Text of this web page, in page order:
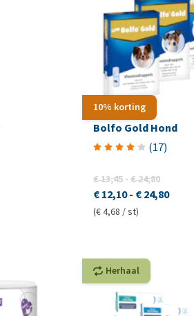
10% korting
Bolfo Gold Hond
(17)
€ 13,45 - € 24,80
€ 12,10 - € 24,80
(€ 4,68 / st)
Herhaal